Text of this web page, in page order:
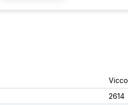
‎Vicco
‎2614